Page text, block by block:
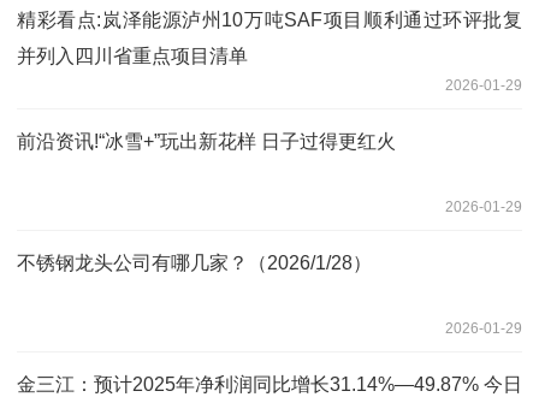
精彩看点:岚泽能源泸州10万吨SAF项目顺利通过环评批复
并列入四川省重点项目清单
2026-01-29
前沿资讯!“冰雪+”玩出新花样 日子过得更红火
2026-01-29
不锈钢龙头公司有哪几家？（2026/1/28）
2026-01-29
金三江：预计2025年净利润同比增长31.14%—49.87% 今日